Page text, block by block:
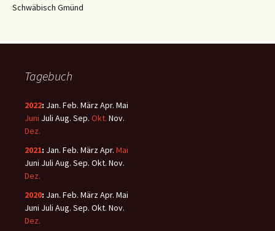
Schwäbisch Gmünd
Tagebuch
2022: Jan. Feb. MärzApr. Mai
Juni Juli Aug. Sep. Okt. Nov.
Dez.
2021: Jan. Feb. MärzApr. Mai
Juni Juli Aug. Sep. Okt. Nov.
Dez.
2020: Jan. Feb. MärzApr. Mai
Juni Juli Aug. Sep. Okt. Nov.
Dez.